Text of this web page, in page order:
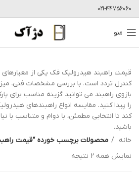
021-44756060
منو
قیمت راهبند هیدرولیک فک یکی از
کنترل تردد است. با بررسی مشخصات فنی،
بازوی راهبند می توانید گزینه مناسب برای
را پیدا کنید. مقایسه انواع راهبندهای
کند تا انتخابی مطمئن، با دوام و متناسب با
باشید.
خانه
محصولات برچسب خورده “قیمت
نمایش همه 2 نتیجه